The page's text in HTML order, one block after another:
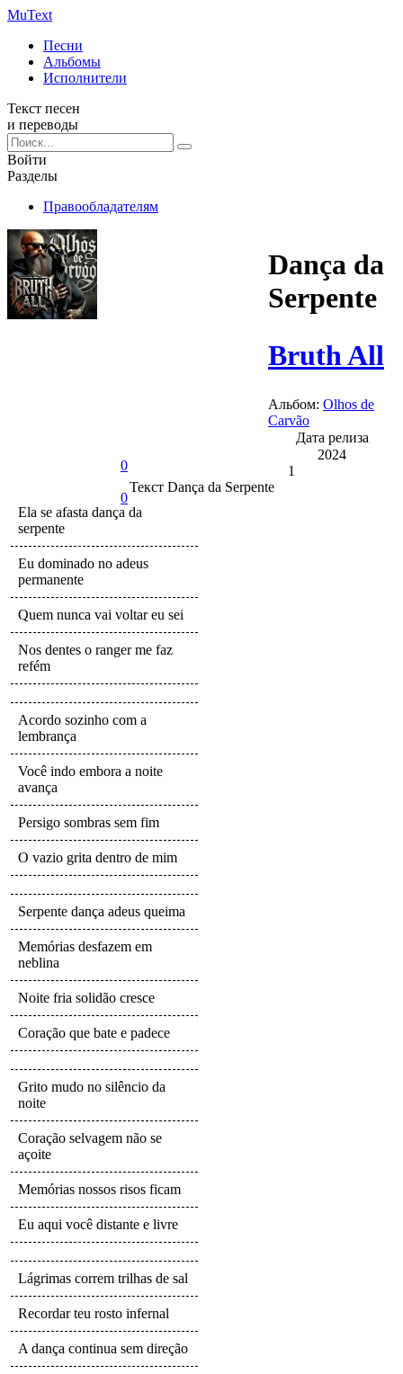
MuText
Песни
Альбомы
Исполнители
Текст песен
и переводы
Войти
Разделы
Правообладателям
0
0
Dança da
Serpente
Bruth All
Альбом: Olhos de
Carvão
Дата релиза
2024
1
ТекстDança da Serpente
Ela se afasta dança da
serpente
Eu dominado no adeus
permanente
Quem nunca vai voltar eu sei
Nos dentes o ranger me faz
refém
Acordo sozinho com a
lembrança
Você indo embora a noite
avança
Persigo sombras sem fim
O vazio grita dentro de mim
Serpente dança adeus queima
Memórias desfazem em
neblina
Noite fria solidão cresce
Coração que bate e padece
Grito mudo no silêncio da
noite
Coração selvagem não se
açoite
Memórias nossos risos ficam
Eu aqui você distante e livre
Lágrimas correm trilhas de sal
Recordar teu rosto infernal
A dança continua sem direção